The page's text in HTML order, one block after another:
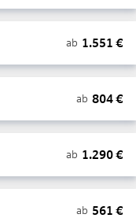
ab 1.551 €
ab 804€
ab 1.290€
ab 561 €